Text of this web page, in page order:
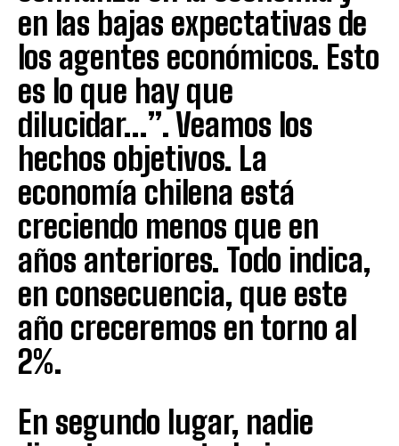
en las bajas expectativas de
los agentes económicos. Esto
es lo que hay que
dilucidar…”. Veamos los
hechos objetivos. La
economía chilena está
creciendo menos que en
años anteriores. Todo indica,
en consecuencia, que este
año creceremos en torno al
2%.
En segundo lugar, nadie